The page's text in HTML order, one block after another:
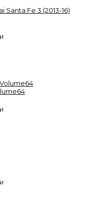
Fe 3 (2013-16)